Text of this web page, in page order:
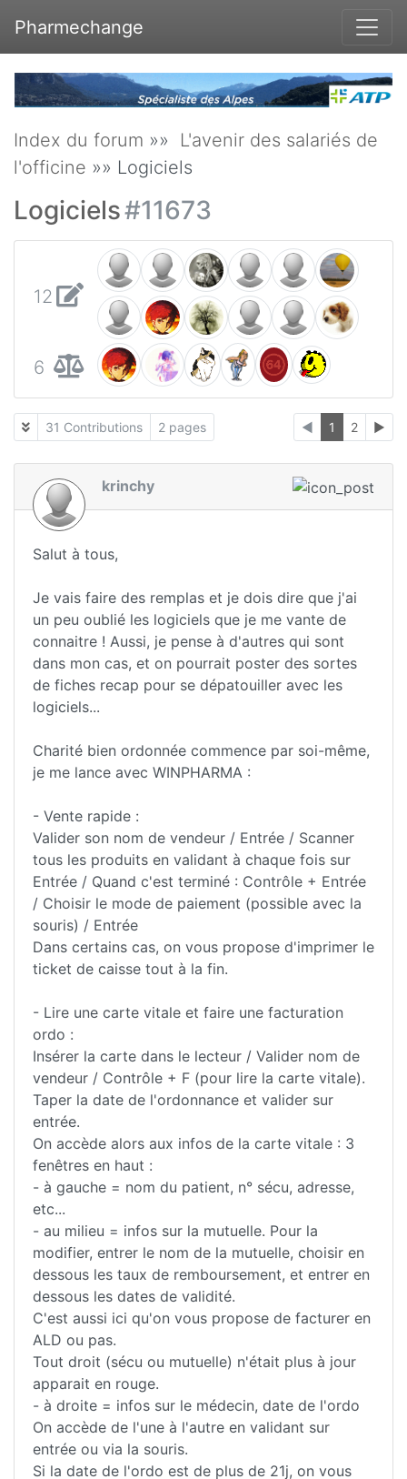
Pharmechange
Index du forum »» L'avenir des salariés de
l'officine »» Logiciels
Logiciels#11673
12
6
31 Contributions 2 pages ◄ 1 2 ►
krinchy
Salut à tous,
Je vais faire des remplas et je dois dire que j'ai
un peu oublié les logiciels que je me vante de
connaitre ! Aussi, je pense à d'autres qui sont
dans mon cas, et on pourrait poster des sortes
de fiches recap pour se dépatouiller avec les
logiciels...
Charité bien ordonnée commence par soi-même,
je me lance avec WINPHARMA :
- Vente rapide :
Valider son nom de vendeur / Entrée / Scanner
tous les produits en validant à chaque fois sur
Entrée / Quand c'est terminé : Contrôle + Entrée
/ Choisir le mode de paiement (possible avec la
souris) / Entrée
Dans certains cas, on vous propose d'imprimer le
ticket de caisse tout à la fin.
- Lire une carte vitale et faire une facturation
ordo :
Insérer la carte dans le lecteur / Valider nom de
vendeur / Contrôle + F (pour lire la carte vitale).
Taper la date de l'ordonnance et valider sur
entrée.
On accède alors aux infos de la carte vitale : 3
fenêtres en haut :
- à gauche = nom du patient, n° sécu, adresse,
etc...
- au milieu = infos sur la mutuelle. Pour la
modifier, entrer le nom de la mutuelle, choisir en
dessous les taux de remboursement, et entrer en
dessous les dates de validité.
C'est aussi ici qu'on vous propose de facturer en
ALD ou pas.
Tout droit (sécu ou mutuelle) n'était plus à jour
apparait en rouge.
- à droite = infos sur le médecin, date de l'ordo
On accède de l'une à l'autre en validant sur
entrée ou via la souris.
Si la date de l'ordo est de plus de 21j, on vous